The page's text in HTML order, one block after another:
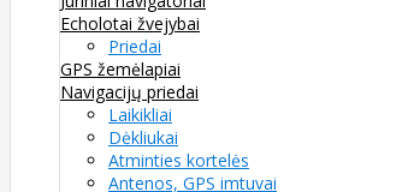
Echolotai žvejybai
Priedai
GPS žemėlapiai
Navigacijų priedai
Laikikliai
Dėkliukai
Atminties kortelės
Antenos, GPS imtuvai